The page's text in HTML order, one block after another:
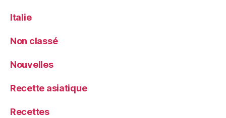
Italie
Non classé
Nouvelles
Recette asiatique
Recettes